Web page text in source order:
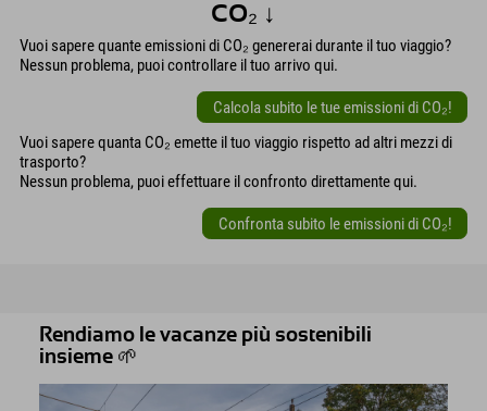
CO₂ ↓
Vuoi sapere quante emissioni di CO₂ genererai durante il tuo viaggio?
Nessun problema, puoi controllare il tuo arrivo qui.
Calcola subito le tue emissioni di CO₂!
Vuoi sapere quanta CO₂ emette il tuo viaggio rispetto ad altri mezzi di
trasporto?
Nessun problema, puoi effettuare il confronto direttamente qui.
Confronta subito le emissioni di CO₂!
Rendiamo le vacanze più sostenibili
insieme 🌱